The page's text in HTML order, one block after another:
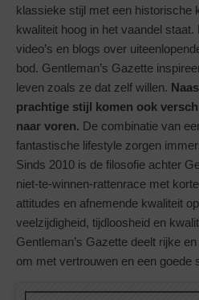
klassieke stijl met een historische
kwaliteit hoog in het vaandel
video’s en blogs over
bod. Gentleman’s Gazette
leven zoals ze dat zelf willen.
prachtige stijl komen ook
naar voren. De combinatie van
fantastische lifestyle zorgen
Sinds 2010 is de filosofie achter
niet-te-winnen-rattenrace met
attitudes en afnemende kwaliteit
veelzijdigheid, tijdloosheid en
Gentleman’s Gazette deelt rijke
om met vertrouwen en een goede